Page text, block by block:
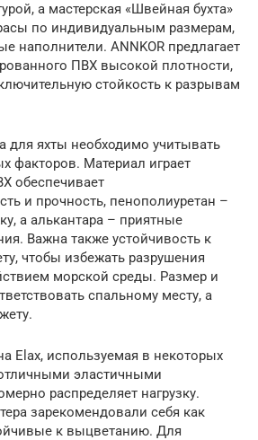
а мастерская «Швейная бухта»
по индивидуальным размерам,
наполнители. ANNKOR предлагает
ПВХ высокой плотности,
стойкость к разрывам
для яхты необходимо учитывать
факторов. Материал играет
обеспечивает
и прочность, пенополиуретан –
а алькантара – приятные
Важна также устойчивость к
чтобы избежать разрушения
морской среды. Размер и
спальному месту, а
Elax, используемая в некоторых
эластичными
распределяет нагрузку.
зарекомендовали себя как
к выцветанию. Для